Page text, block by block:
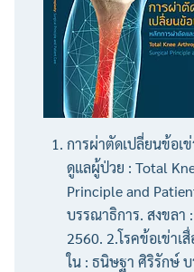
การผ่าตัดเปลี่ยนข้อเ
ดูแลผู้ป่วย : Total
Principle and
บรรณาธิการ. สงขล
2560. 2.โรคข้อเข่าเ
ใน : ธนิษฐา ศิริรักษ์